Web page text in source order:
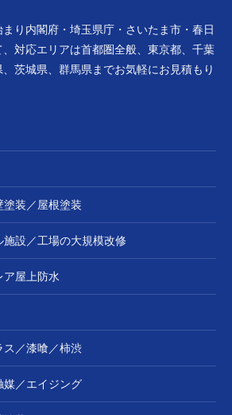
り内閣府・埼玉県庁・さいたま市・春日
対応エリアは首都圏全般、東京都、千葉
茨城県、群馬県までお気軽にお見積もり
装／屋根塗装
施設／工場の大規模改修
ア屋上防水
ス／漆喰／柿渋
媒／エイジング